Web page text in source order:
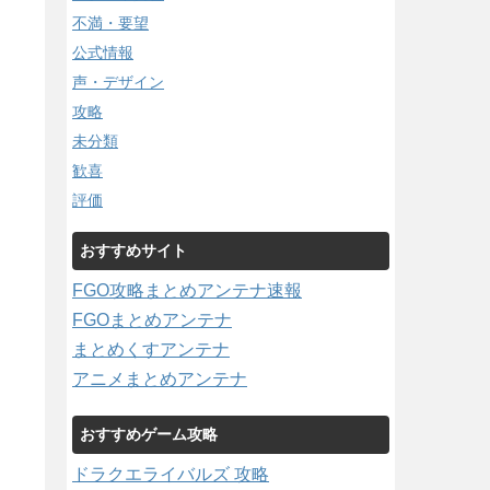
不満・要望
公式情報
声・デザイン
攻略
未分類
歓喜
評価
おすすめサイト
FGO攻略まとめアンテナ速報
FGOまとめアンテナ
まとめくすアンテナ
アニメまとめアンテナ
おすすめゲーム攻略
ドラクエライバルズ 攻略